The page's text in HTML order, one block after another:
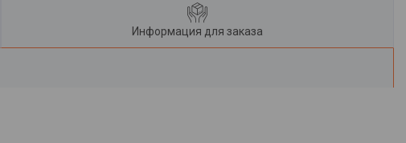
Информация для заказа